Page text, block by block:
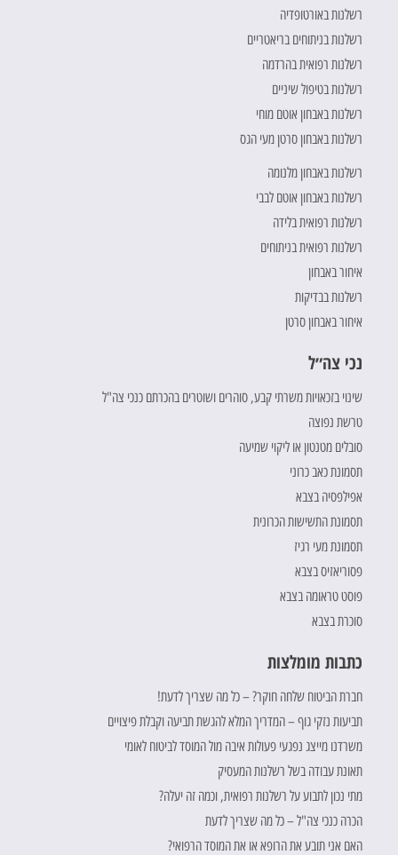
רשלנות באורטופדיה
רשלנות בניתוחים בריאטריים
רשלנות רפואית בהרדמה
רשלנות בטיפול שיניים
רשלנות באבחון אוטם מוחי
רשלנות באבחון סרטן מעי הגס
רשלנות באבחון מלנומה
רשלנות באבחון אוטם לבבי
רשלנות רפואית בלידה
רשלנות רפואית בניתוחים
איחור באבחון
רשלנות בבדיקות
איחור באבחון סרטן
נכי צה״ל
שינוי בזכאויות משרתי קבע, סוהרים ושוטרים בהכרתם כנכי צה"ל
טרשת נפוצה
סובלים מטנטון או ליקוי שמיעה
תסמונת כאב כרוני
אפילפסיה בצבא
תסמונת התשישות הכרונית
תסמונת מעי רגיז
פסוריאזיס בצבא
פוסט טראומה בצבא
סוכרת בצבא
כתבות מומלצות
חברת הביטוח שלחה חוקר? – כל מה שצריך לדעת!
תביעות נזקי גוף – המדריך המלא להגשת תביעה וקבלת פיצויים
משרדנו מייצג נפגעי פעולות איבה מול המוסד לביטוח לאומי
תאונת עבודה בשל רשלנות המעסיק
מתי נכון לתבוע על רשלנות רפואית, וכמה זה יעלה?
הכרה כנכי צה"ל – כל מה שצריך לדעת
האם אני תובע את הרופא או את המוסד הרפואי?